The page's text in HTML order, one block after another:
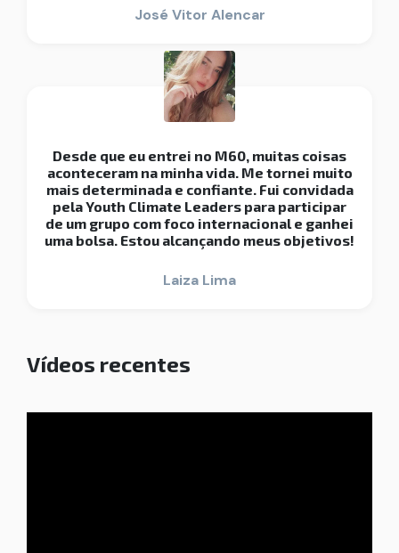
José Vitor Alencar
Desde que eu entrei no M60, muitas coisas
aconteceram na minha vida. Me tornei muito
mais determinada e confiante. Fui convidada
pela Youth Climate Leaders para participar
de um grupo com foco internacional e ganhei
uma bolsa. Estou alcançando meus objetivos!
Laiza Lima
Vídeos recentes